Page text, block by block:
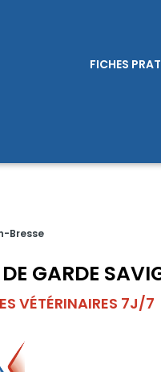
FICHES
Bresse
GARDE
VÉTÉRINAIRES 7J/7